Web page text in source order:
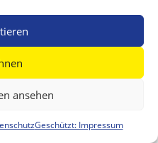
ansehen
Geschützt: Impressum